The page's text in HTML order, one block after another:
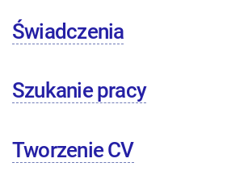
Świadczenia
Szukanie pracy
Tworzenie CV